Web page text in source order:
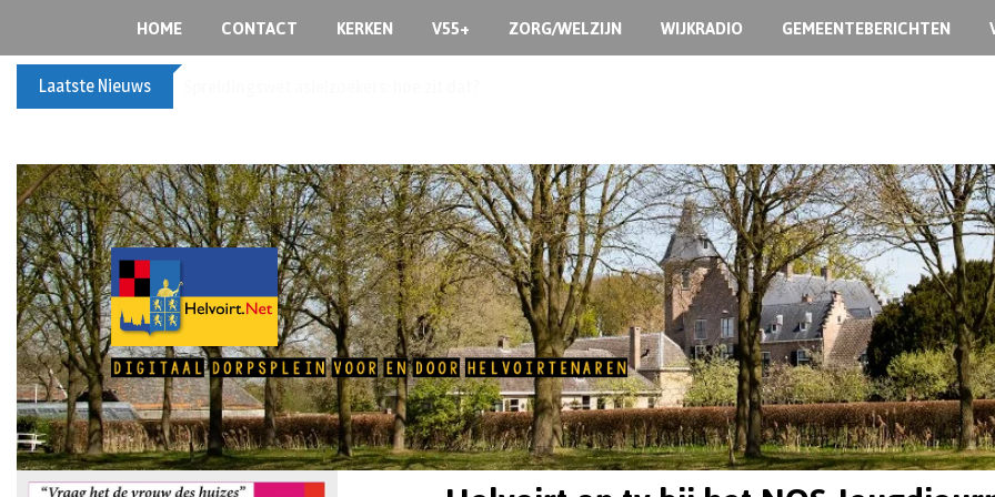
HOME CONTACT KERKEN V55+ ZORG/WELZIJN WIJKRADIO GEMEENTEBERICHTEN
Laatste Nieuws